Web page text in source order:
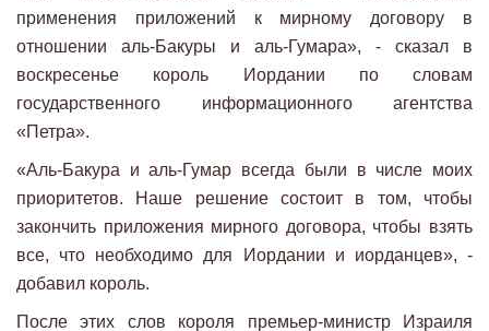
применения приложений к мирному договору в
отношении аль-Бакуры и аль-Гумара», - сказал в
воскресенье король Иордании по словам
государственного информационного агентства
«Петра».
«Аль-Бакура и аль-Гумар всегда были в числе моих
приоритетов. Наше решение состоит в том, чтобы
закончить приложения мирного договора, чтобы взять
все, что необходимо для Иордании и иорданцев», -
добавил король.
После этих слов короля премьер-министр Израиля